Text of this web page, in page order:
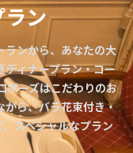
ラン
ランから、あなたの大
ディナープラン・コー
ポーズはこだわりのお
がら、バラ花束付き・
スペシャルなプラン